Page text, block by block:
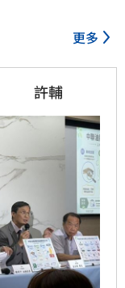
更多
許輔